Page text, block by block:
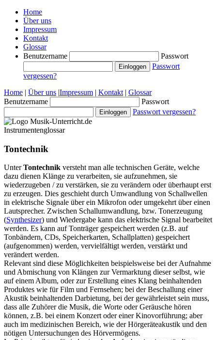
Home
Über uns
Impressum
Kontakt
Glossar
Benutzername
Passwort
Passwort
vergessen?
Home | Über uns |Impressum | Kontakt | Glossar
Benutzername
Passwort
Passwort vergessen?
Instrumentenglossar
Tontechnik
UnterTontechnik versteht man alle technischen Geräte, welche
dazu dienen Klänge zu verarbeiten, sie aufzunehmen, sie
wiederzugeben / zu verstärken, sie zu verändern oder überhaupt erst
zu erzeugen. Dies geschieht durch Umwandlung von Schallwellen
in elektrische Signale über ein Mikrofon oder umgekehrt über einen
Lautsprecher. Zwischen Schallumwandlung, bzw. Tonerzeugung
(Synthesizer) und Wiedergabe kann das elektrische Signal bearbeitet
werden. Es kann auf Tonträger gespeichert werden (z.B. auf
Tonbändern, CDs, Speicherkarten, Schallplatten) gespeichert
(aufgenommen) werden, vervielfältigt werden, verstärkt und
verändert werden.
Relevant sind diese Möglichkeiten beispielsweise bei der Aufnahme
und Abmischung von Klängen zur Vermarktung dieser selbst, wie
auf einem Album, oder zur Erstellung eines Klang beinhaltenden
Produktes wie für Film und Fernsehen; bei der Beschallung einer
Akustik beinhaltenden Darbietung, bei der gewährleistet sein muss,
dass alle Zuhörer die Musik, die Worte oder Geräusche hören
können, z.B. bei einem Konzert oder einer Kinovorführung; aber
auch im medizinischen Bereich, wie der Hörgeräteakustik und den
nötigen Untersuchungen des Hörvermögens.